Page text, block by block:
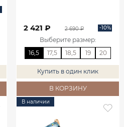
2 421 ₽ 2 690 ₽ -10%
Выберите размер:
16,5
17,5 18,5 19 20
Купить в один клик
В КОРЗИНУ
В наличии